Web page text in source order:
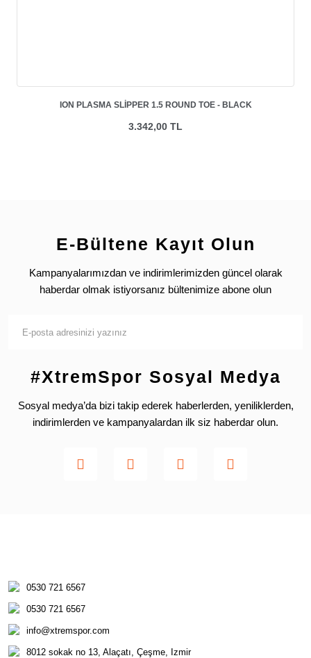
ION PLASMA SLIPPER 1.5 ROUND TOE - BLACK
3.342,00 TL
E-Bültene Kayıt Olun
Kampanyalarımızdan ve indirimlerimizden güncel olarak
haberdar olmak istiyorsanız bültenimize abone olun
#XtremSpor Sosyal Medya
Sosyal medya’da bizi takip ederek haberlerden, yeniliklerden,
indirimlerden ve kampanyalardan ilk siz haberdar olun.
0530 721 6567
0530 721 6567
info@xtremspor.com
8012 sokak no 13, Alaçatı, Çeşme, Izmir